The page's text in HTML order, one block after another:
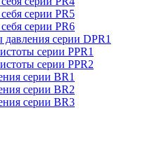
серии PR5
серии PR6
давления серии DPR1
серии PPR1
серии PPR2
серии BR1
серии BR2
серии BR3